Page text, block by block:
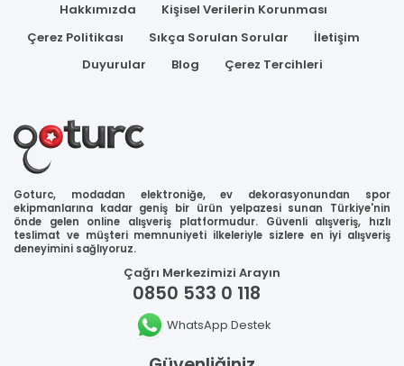
Hakkımızda
Kişisel Verilerin Korunması
Çerez Politikası
Sıkça Sorulan Sorular
İletişim
Duyurular
Blog Çerez Tercihleri
Goturc, modadan elektroniğe, ev dekorasyonundan spor
ekipmanlarına kadar geniş bir ürün yelpazesi sunan Türkiye'nin
önde gelen online alışveriş platformudur. Güvenli alışveriş, hızlı
teslimat ve müşteri memnuniyeti ilkeleriyle sizlere en iyi alışveriş
deneyimini sağlıyoruz.
Çağrı Merkezimizi Arayın
0850 533 0 118
WhatsApp Destek